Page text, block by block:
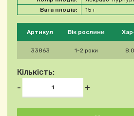
Будь ласка, виберіть
Артикул Вік рослини
33863 1-2 роки
Кількість:
-
+
Вага плодів:
15 г